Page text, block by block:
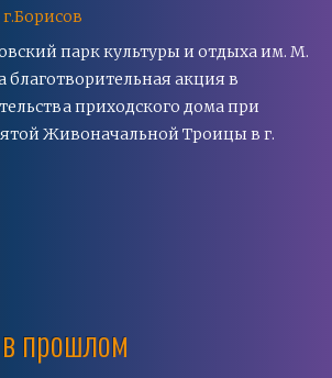
г.Борисов
парк культуры и отдыха им. М.
благотворительная акция в
приходского дома при
Живоначальной Троицы в г.
прошлом